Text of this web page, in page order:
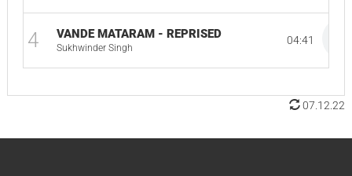
4 VANDE MATARAM - REPRISED
Sukhwinder Singh
04:41
07.12.22